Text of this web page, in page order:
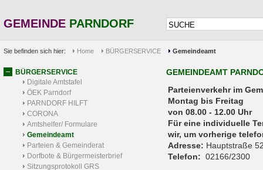
GEMEINDE PARNDORF
Sie befinden sich hier: Home BÜRGERSERVICE Gemeindeamt
BÜRGERSERVICE
Digitale Amtstafel
ÖEK Parndorf
PARNDORF HILFT
CORONA
Amtshelfer/ Formulare
Gemeindeamt
Parteien & Gemeinderat
Dorfbote & Bürgermeisterbrief
Sitzungsprotokoll GRS
GEMEINDEAMT
Parteienverkehr
Montag bis Freitag
von 08.00 - 12.00 Uhr
Für eine individuelle
wir, um vorherige
Adresse: Hauptstraße
Telefon: 02166/2300